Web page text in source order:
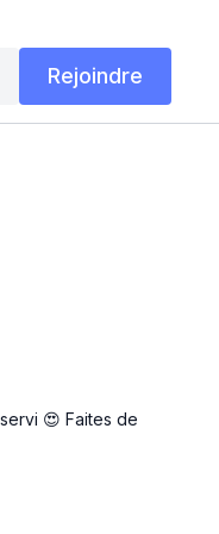
Rejoindre
😍 Faites de